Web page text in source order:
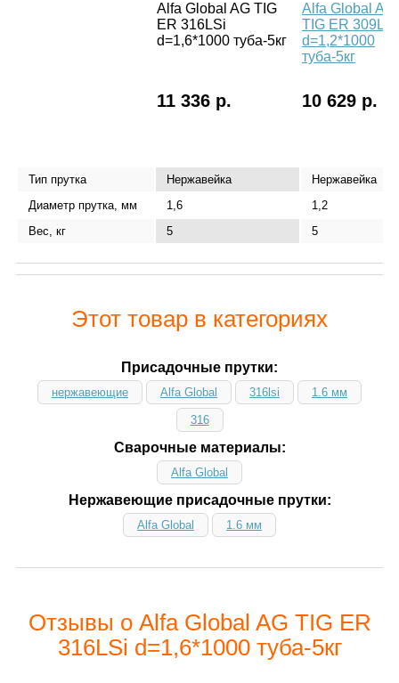
Alfa Global AG TIG
ER 316LSi
d=1,6*1000 туба-5кг
Alfa Global AG
TIG ER 309LSi
d=1,2*1000
туба-5кг
11 336 р. 10 629 р.
Тип прутка Нержавейка
Нержавейка
Диаметр прутка, мм
1,6
1,2
Вес, кг
5 5
Этот товар в категориях
Присадочные прутки:
нержавеющие Alfa Global 316lsi 1.6 мм
316
Сварочные материалы:
Alfa Global
Нержавеющие присадочные прутки:
Alfa Global 1.6 мм
Отзывы о Alfa Global AG TIG ER
316LSi d=1,6*1000 туба-5кг